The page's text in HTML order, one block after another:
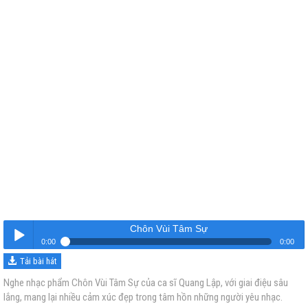
Nghe
Chôn Vùi Tâm Sự
0:00 0:00
Chôn Vùi Tâm Sự
Tải bài hát
Nghe nhạc phẩm Chôn Vùi Tâm Sự của ca sĩ Quang Lập, với giai điệu sâu
lắng, mang lại nhiều cảm xúc đẹp trong tâm hồn những người yêu nhạc.